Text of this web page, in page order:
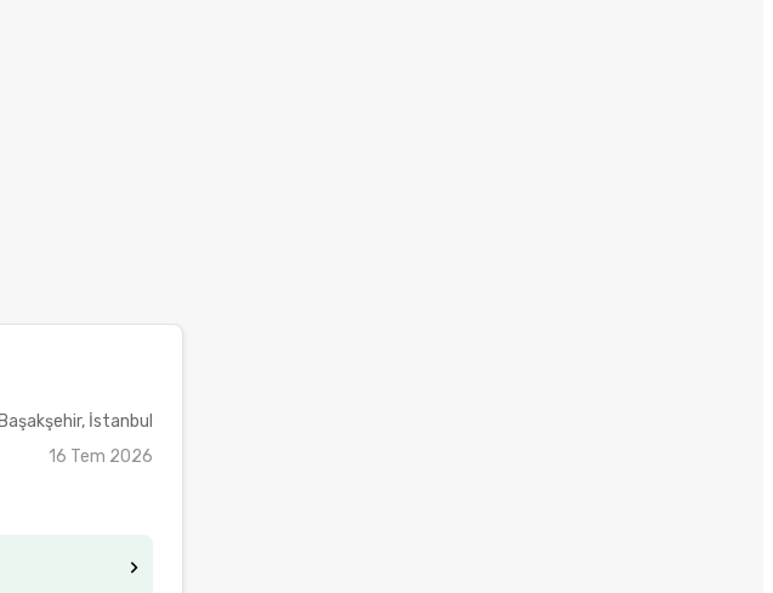
Başakşehir, İstanbul
16 Tem 2026